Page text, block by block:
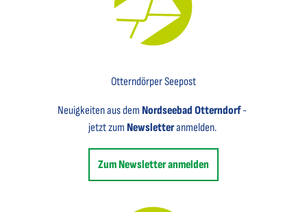
Otterndörper Seepost
Neuigkeiten aus demNordseebad Otterndorf-
jetzt zum Newsletteranmelden.
Zum Newsletter anmelden